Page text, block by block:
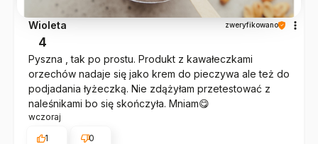
Wioleta zweryfikowano
4
Pyszna , tak po prostu. Produkt z kawałeczkami
orzechów nadaje się jako krem do pieczywa ale też do
podjadania łyżeczką. Nie zdążyłam przetestować z
naleśnikami bo się skończyła. Mniam😋
wczoraj
1
0